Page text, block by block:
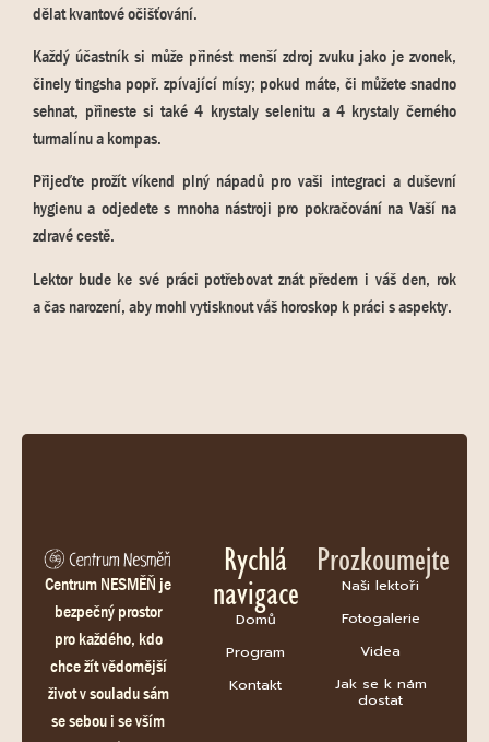
dělat kvantové očišťování.
Každý účastník si může přinést menší zdroj zvuku jako je zvonek,
činely tingsha popř. zpívající mísy; pokud máte, či můžete snadno
sehnat, přineste si také 4 krystaly selenitu a 4 krystaly černého
turmalínu a kompas.
Přijeďte prožít víkend plný nápadů pro vaši integraci a duševní
hygienu a odjedete s mnoha nástroji pro pokračování na Vaší na
zdravé cestě.
Lektor bude ke své práci potřebovat znát předem i váš den, rok
a čas narození, aby mohl vytisknout váš horoskop k práci s aspekty.
Centrum NESMĚŇ je
bezpečný prostor
pro každého, kdo
chce žít vědomější
život v souladu sám
se sebou i se vším
Rychlá
navigace
Domů
Program
Kontakt
Prozkoumejte
Naši lektoři
Fotogalerie
Videa
Jak se k nám
dostat